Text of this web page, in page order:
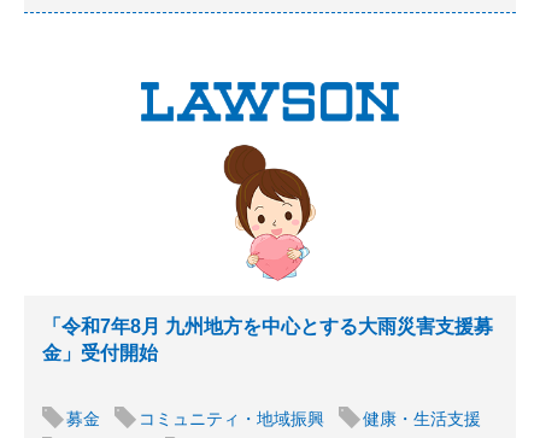
「令和7年8月 九州地方を中心とする大雨災害支援募
金」受付開始
募金 コミュニティ・地域振興
健康・生活支援